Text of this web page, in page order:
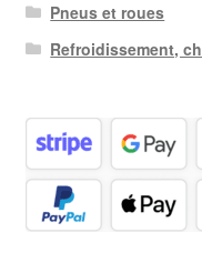
Pneus et roues
Refroidissement,